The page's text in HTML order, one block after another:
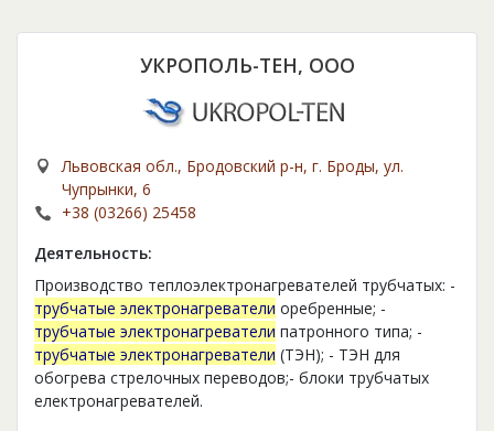
УКРОПОЛЬ-ТЕН, ООО
Львовская обл., Бродовский р-н, г. Броды, ул.
Чупрынки, 6
+38 (03266) 25458
Деятельность:
Производство теплоэлектронагревателей трубчатых: -
трубчатые электронагреватели оребренные; -
трубчатые электронагреватели патронного типа; -
трубчатые электронагреватели (ТЭН); - ТЭН для
обогрева стрелочных переводов;- блоки трубчатых
електронагревателей.